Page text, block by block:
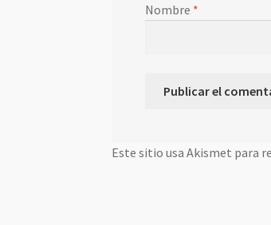
Nombre *
Este sitio usa Akismet para